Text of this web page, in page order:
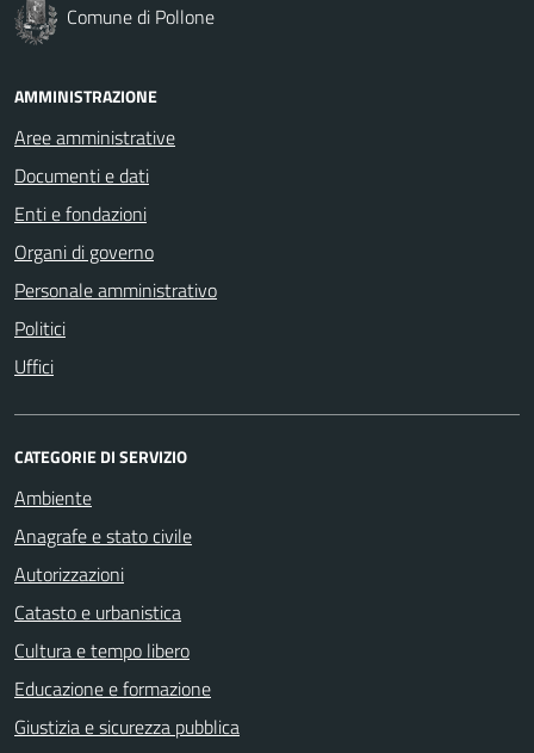
Comune di Pollone
AMMINISTRAZIONE
Aree amministrative
Documenti e dati
Enti e fondazioni
Organi di governo
Personale amministrativo
Politici
Uffici
CATEGORIE DI SERVIZIO
Ambiente
Anagrafe e stato civile
Autorizzazioni
Catasto e urbanistica
Cultura e tempo libero
Educazione e formazione
Giustizia e sicurezza pubblica